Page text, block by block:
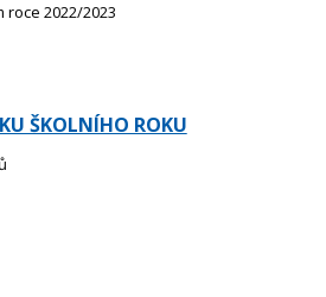
2022/2023
ŠKOLNÍHO ROKU